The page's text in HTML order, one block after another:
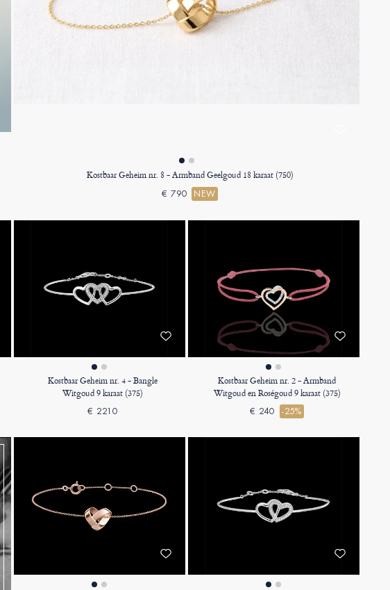
Kostbaar Geheim nr. 8 - Armband Geelgoud 18 karaat (750)
€ 790 NEW
Kostbaar Geheim nr. 4 - Bangle
Witgoud 9 karaat (375)
€ 2210
Kostbaar Geheim nr. 2 - Armband
Witgoud en Roségoud 9 karaat (375)
€ 240 -25%